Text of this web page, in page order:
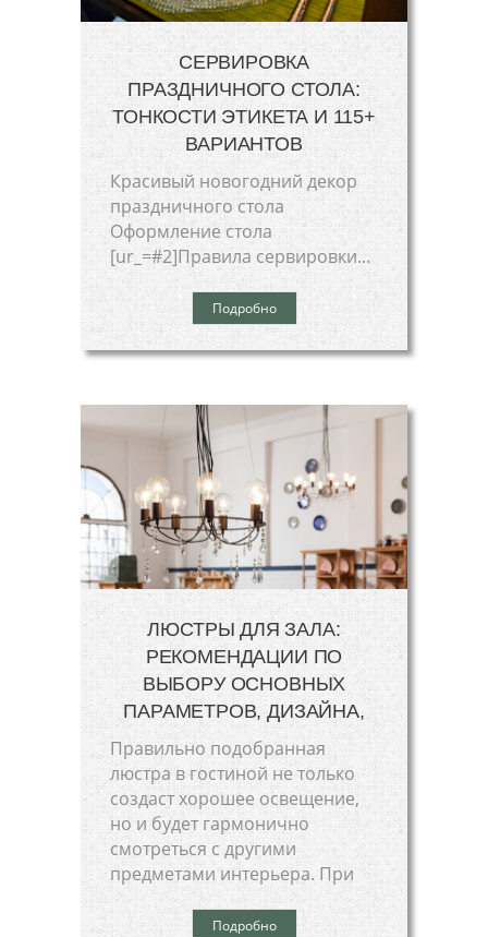
СЕРВИРОВКА
ПРАЗДНИЧНОГО СТОЛА:
ТОНКОСТИ ЭТИКЕТА И 115+
ВАРИАНТОВ
Красивый новогодний декор
праздничного стола
Оформление стола
[ur_=#2]Правила сервировки...
Подробно
ЛЮСТРЫ ДЛЯ ЗАЛА:
РЕКОМЕНДАЦИИ ПО
ВЫБОРУ ОСНОВНЫХ
ПАРАМЕТРОВ, ДИЗАЙНА,
Правильно подобранная
люстра в гостиной не только
создаст хорошее освещение,
но и будет гармонично
смотреться с другими
предметами интерьера. При
Подробно